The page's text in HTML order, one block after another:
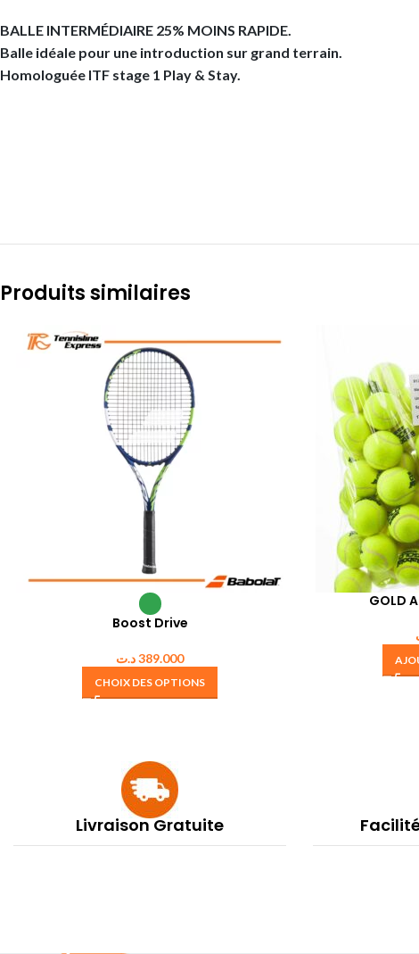
BALLE INTERMÉDIAIRE 25% MOINS RAPIDE.
Balle idéale pour une introduction sur grand terrain.
Homologuée ITF stage 1 Play & Stay.
Produits similaires
Boost Drive
389.000د.ت
CHOIX DES OPTIONS
GOLD
Livraison Gratuite